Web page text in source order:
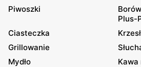
Piwoszki
Plus-
Ciasteczka
Grillowanie
Mydło
Kawa